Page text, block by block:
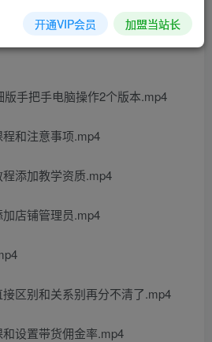
版手把手电脑操作2个版本.mp4
和注意事项.mp4
添加教学资质.mp4
店铺管理员.mp4
区别和关系别再分不清了.mp4
设置带货佣金率.mp4
开通VIP会员 加盟当站长